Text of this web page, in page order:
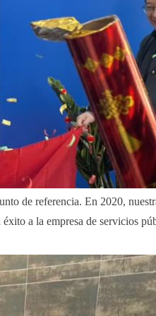
de referencia. En 2020,
a la empresa de servicios